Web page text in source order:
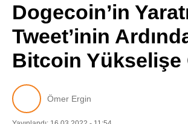
Dogecoin’in
Tweet’inin
Bitcoin Yükselişe
Ömer Ergin